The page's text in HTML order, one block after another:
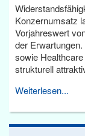
Konzernumsatz
Vorjahreswert
der
sowie
strukturell
Weiterlesen...